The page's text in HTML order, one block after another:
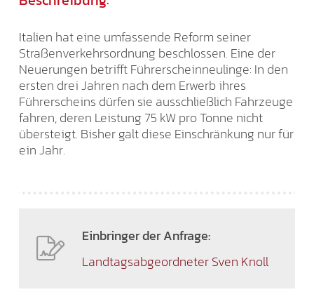
Italien hat eine umfassende Reform seiner
Straßenverkehrsordnung beschlossen. Eine der
Neuerungen betrifft Führerscheinneulinge: In den
ersten drei Jahren nach dem Erwerb ihres
Führerscheins dürfen sie ausschließlich Fahrzeuge
fahren, deren Leistung 75 kW pro Tonne nicht
übersteigt. Bisher galt diese Einschränkung nur für
ein Jahr.
Einbringer der Anfrage:
Landtagsabgeordneter Sven Knoll